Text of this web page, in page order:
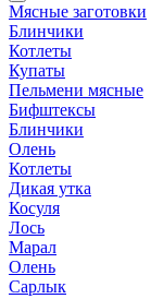
Мясные заготовки
Блинчики
Котлеты
Купаты
Пельмени мясные
Бифштексы
Блинчики
Олень
Котлеты
Дикая утка
Косуля
Лось
Марал
Олень
Сарлык